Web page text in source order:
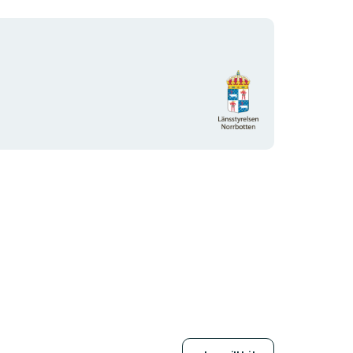
Organisationens
logotyp